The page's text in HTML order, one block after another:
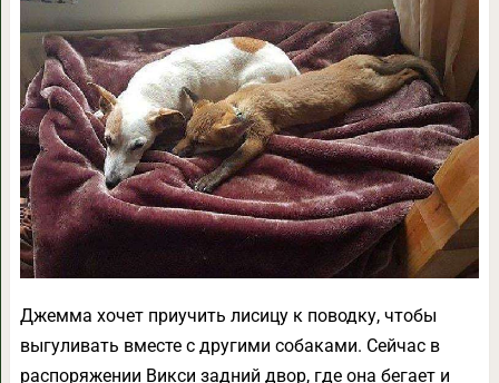
Джемма хочет приучить лисицу к поводку, чтобы
выгуливать вместе с другими собаками. Сейчас в
распоряжении Викси задний двор, где она бегает и